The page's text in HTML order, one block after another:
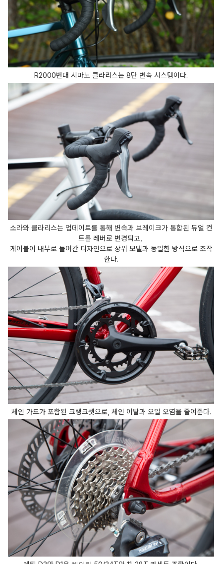
R2000번대 시마노 클라리스는 8단 변속 시스템이다.
소라와 클라리스는 업데이트를 통해 변속과 브레이크가 통합된 듀얼 컨
트롤 레버로 변경되고,
케이블이 내부로 들어간 디자인으로 상위 모델과 동일한 방식으로 조작
한다.
체인 가드가 포함된 크랭크셋으로, 체인 이탈과 오일 오염을 줄여준다.